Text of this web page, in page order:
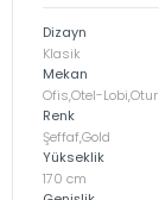
Dizayn
Klasik
Mekan
Ofis,Otel-
Renk
Şeffaf,Gold
Yükseklik
170 cm